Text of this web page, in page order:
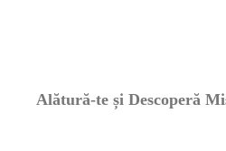
Alătură-te și Descoperă